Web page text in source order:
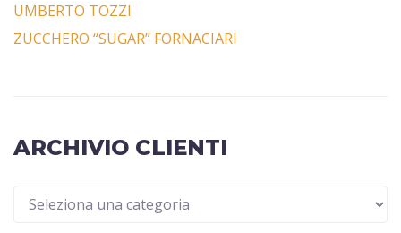
UMBERTO TOZZI
ZUCCHERO “SUGAR” FORNACIARI
ARCHIVIO CLIENTI